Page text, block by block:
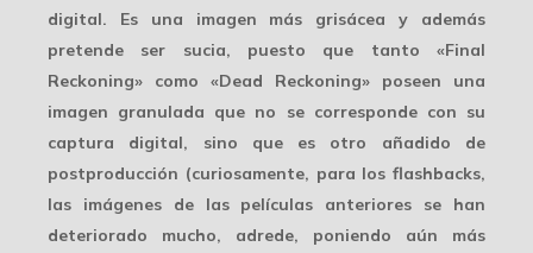
digital. Es una imagen más grisácea y además
pretende ser sucia, puesto que tanto «Final
Reckoning» como «Dead Reckoning» poseen una
imagen granulada que no se corresponde con su
captura digital, sino que es otro añadido de
postproducción (curiosamente, para los flashbacks,
las imágenes de las películas anteriores se han
deteriorado mucho, adrede, poniendo aún más